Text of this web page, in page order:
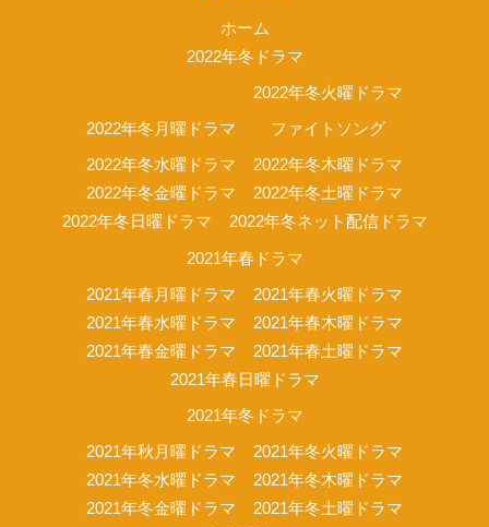
ホーム
2022年冬ドラマ
2022年冬月曜ドラマ
2022年冬火曜ドラマ
ファイトソング
2022年冬水曜ドラマ
2022年冬木曜ドラマ
2022年冬金曜ドラマ
2022年冬土曜ドラマ
2022年冬日曜ドラマ
2022年冬ネット配信ドラマ
2021年春ドラマ
2021年春月曜ドラマ
2021年春火曜ドラマ
2021年春水曜ドラマ
2021年春木曜ドラマ
2021年春金曜ドラマ
2021年春土曜ドラマ
2021年春日曜ドラマ
2021年冬ドラマ
2021年秋月曜ドラマ
2021年冬火曜ドラマ
2021年冬水曜ドラマ
2021年冬木曜ドラマ
2021年冬金曜ドラマ
2021年冬土曜ドラマ